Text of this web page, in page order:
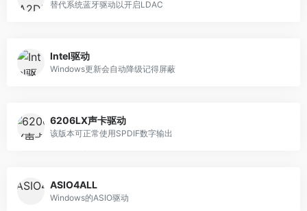
替代系统蓝牙驱动以开启LDAC
Intel驱动
Windows更新会自动降级记得屏蔽
6206LX声卡驱动
该版本可正常使用SPDIF数字输出
ASIO4ALL
Windows的ASIO驱动